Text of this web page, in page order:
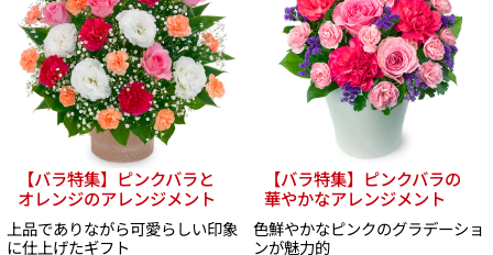
【バラ特集】ピンクバラと
オレンジのアレンジメント
上品でありながら可愛らしい印象
に仕上げたギフト
【バラ特集】ピンクバラの
華やかなアレンジメント
色鮮やかなピンクのグラデーショ
ンが魅力的